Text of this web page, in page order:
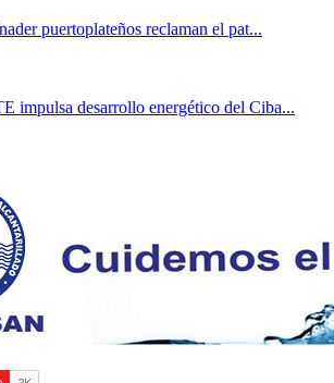
puertoplateños reclaman el pat...
impulsa desarrollo energético del Ciba...